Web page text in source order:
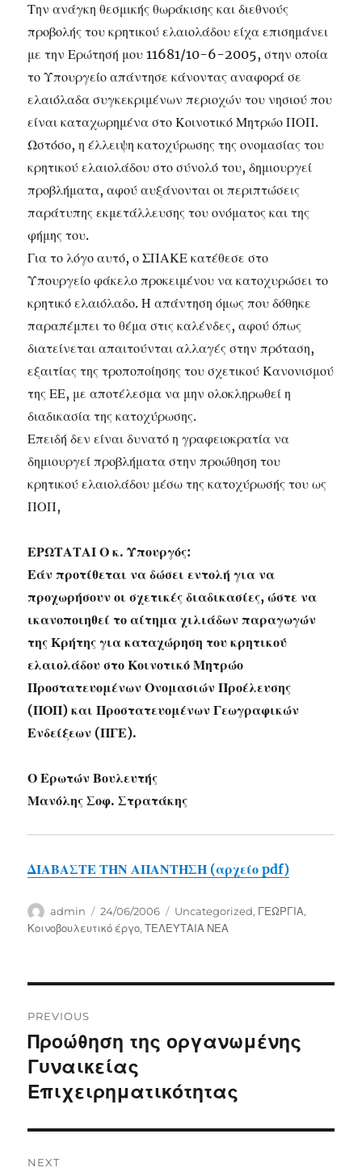
Την ανάγκη θεσμικής θωράκισης και διεθνούς
προβολής του κρητικού ελαιολάδου είχα επισημάνει
με την Ερώτησή μου 11681/10-6-2005, στην οποία
το Υπουργείο απάντησε κάνοντας αναφορά σε
ελαιόλαδα συγκεκριμένων περιοχών του νησιού που
είναι καταχωρημένα στο Κοινοτικό Μητρώο ΠΟΠ.
Ωστόσο, η έλλειψη κατοχύρωσης της ονομασίας του
κρητικού ελαιολάδου στο σύνολό του, δημιουργεί
προβλήματα, αφού αυξάνονται οι περιπτώσεις
παράτυπης εκμετάλλευσης του ονόματος και της
φήμης του.
Για το λόγο αυτό, ο ΣΠΑΚΕ κατέθεσε στο
Υπουργείο φάκελο προκειμένου να κατοχυρώσει το
κρητικό ελαιόλαδο. Η απάντηση όμως που δόθηκε
παραπέμπει το θέμα στις καλένδες, αφού όπως
διατείνεται απαιτούνται αλλαγές στην πρόταση,
εξαιτίας της τροποποίησης του σχετικού Κανονισμού
της ΕΕ, με αποτέλεσμα να μην ολοκληρωθεί η
διαδικασία της κατοχύρωσης.
Επειδή δεν είναι δυνατό η γραφειοκρατία να
δημιουργεί προβλήματα στην προώθηση του
κρητικού ελαιολάδου μέσω της κατοχύρωσής του ως
ΠΟΠ,
ΕΡΩΤΑΤΑΙ Ο κ. Υπουργός:
Εάν προτίθεται να δώσει εντολή για να
προχωρήσουν οι σχετικές διαδικασίες, ώστε να
ικανοποιηθεί το αίτημα χιλιάδων παραγωγών
της Κρήτης για καταχώρηση του κρητικού
ελαιολάδου στο Κοινοτικό Μητρώο
Προστατευομένων Ονομασιών Προέλευσης
(ΠΟΠ) και Προστατευομένων Γεωγραφικών
Ενδείξεων (ΠΓΕ).
Ο Ερωτών Βουλευτής
Μανόλης Σοφ. Στρατάκης
ΔΙΑΒΑΣΤΕ ΤΗΝ ΑΠΑΝΤΗΣΗ (αρχείο pdf)
Author
admin
Posted
on
24/06/2006 Categories
Uncategorized, ΓΕΩΡΓΙΑ,
Κοινοβουλευτικό έργο,ΤΕΛΕΥΤΑΙΑ ΝΕΑ
navigation
PREVIOUS
Previous
post:
Προώθηση της οργανωμένης
Γυναικείας
Επιχειρηματικότητας
NEXT